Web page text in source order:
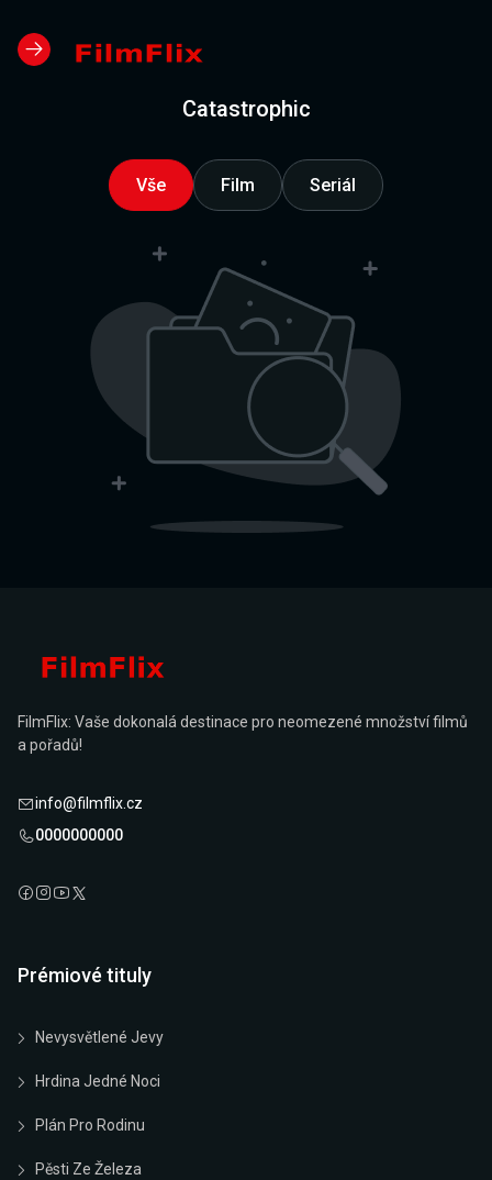
Catastrophic
Vše Film Seriál
FilmFlix: Vaše dokonalá destinace pro neomezené množství filmů
a pořadů!
info@filmflix.cz
0000000000
Prémiové tituly
Nevysvětlené Jevy
Hrdina Jedné Noci
Plán Pro Rodinu
Pěsti Ze Železa